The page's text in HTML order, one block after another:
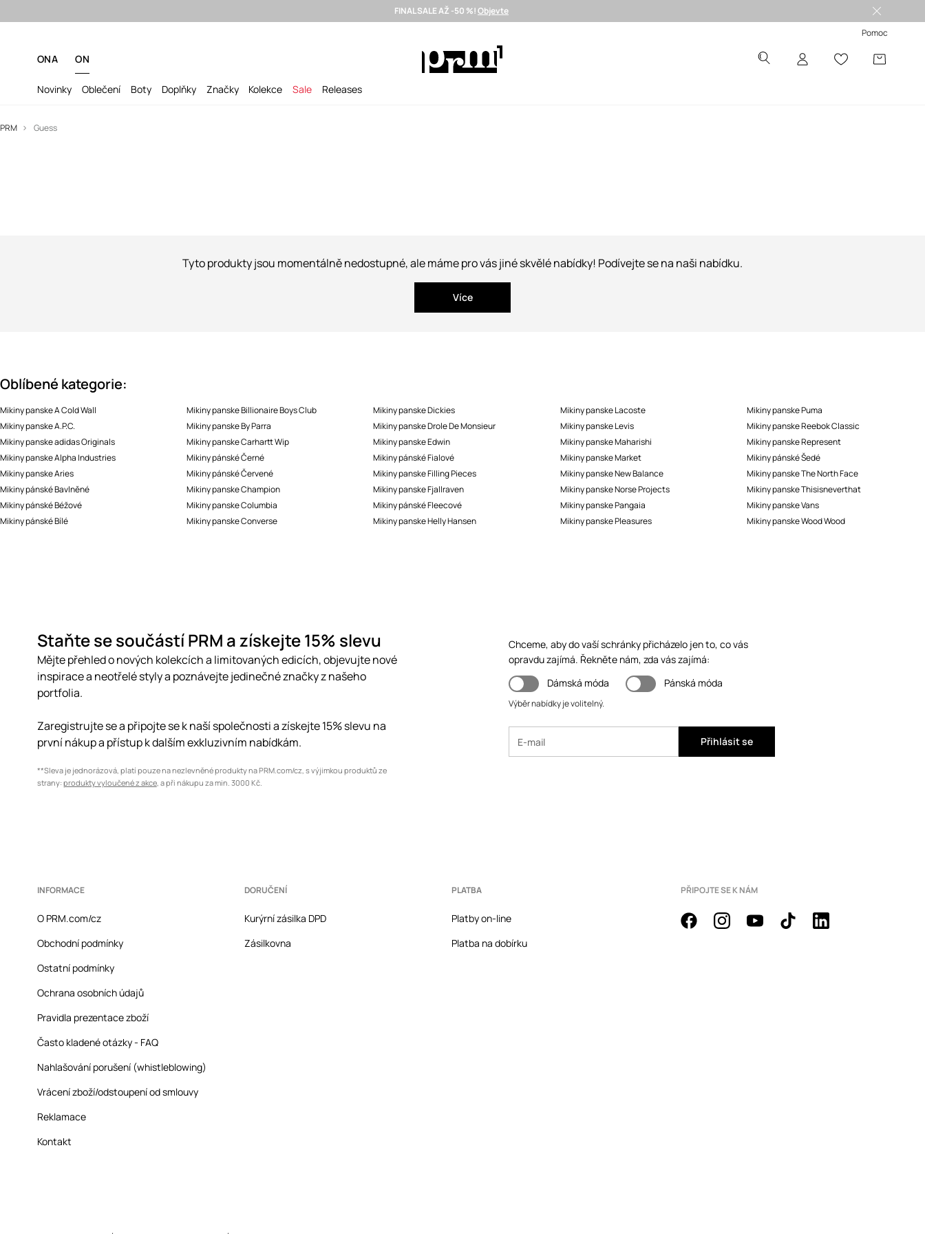
Vybrané prémiové značky >
FINAL SALE AŽ -50 %!Objevte
Pomoc
ONA ON
Novinky Oblečení Boty Doplňky Značky Kolekce Sale Releases
PRM Guess
Tyto produkty jsou momentálně nedostupné, ale máme pro vás jiné skvělé nabídky! Podívejte se na naši nabídku.
Více
Oblíbené kategorie:
Mikiny panske A Cold Wall
Mikiny panske A.P.C.
Mikiny panske adidas Originals
Mikiny panske Alpha Industries
Mikiny panske Aries
Mikiny pánské Bavlněné
Mikiny pánské Béžové
Mikiny pánské Bílé
Mikiny panske Billionaire Boys Club
Mikiny panske By Parra
Mikiny panske Carhartt Wip
Mikiny pánské Černé
Mikiny pánské Červené
Mikiny panske Champion
Mikiny panske Columbia
Mikiny panske Converse
Mikiny panske Dickies
Mikiny panske Drole De Monsieur
Mikiny panske Edwin
Mikiny pánské Fialové
Mikiny panske Filling Pieces
Mikiny panske Fjallraven
Mikiny pánské Fleecové
Mikiny panske Helly Hansen
Mikiny panske Lacoste
Mikiny panske Levis
Mikiny panske Maharishi
Mikiny panske Market
Mikiny panske New Balance
Mikiny panske Norse Projects
Mikiny panske Pangaia
Mikiny panske Pleasures
Mikiny panske Puma
Mikiny panske Reebok Classic
Mikiny panske Represent
Mikiny pánské Šedé
Mikiny panske The North Face
Mikiny panske Thisisneverthat
Mikiny panske Vans
Mikiny panske Wood Wood
Staňte se součástí PRM a získejte 15% slevu
Mějte přehled o nových kolekcích a limitovaných edicích, objevujte nové
inspirace a neotřelé styly a poznávejte jedinečné značky z našeho
portfolia.
Zaregistrujte se a připojte se k naší společnosti a získejte 15% slevu na
první nákup a přístup k dalším exkluzivním nabídkám.
**Sleva je jednorázová, platí pouze na nezlevněné produkty na PRM.com/cz, s výjimkou produktů ze
strany: produkty vyloučené z akce, a při nákupu za min. 3000 Kč.
Chceme, aby do vaší schránky přicházelo jen to, co vás
opravdu zajímá. Řekněte nám, zda vás zajímá:
Dámská móda
Pánská móda
Výběr nabídky je volitelný.
Přihlásit se
INFORMACE
O PRM.com/cz
Obchodní podmínky
Ostatní podmínky
Ochrana osobních údajů
Pravidla prezentace zboží
Často kladené otázky - FAQ
Nahlašování porušení (whistleblowing)
Vrácení zboží/odstoupení od smlouvy
Reklamace
Kontakt
DORUČENÍ
Kurýrní zásilka DPD
Zásilkovna
PLATBA
Platby on-line
Platba na dobírku
PŘIPOJTE SE K NÁM